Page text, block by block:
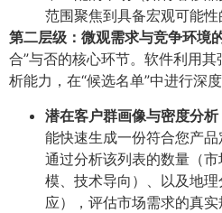
范围聚焦到具备宏观可能性
第二层级：微观需求与竞争环境
合”与否的核心环节。软件利用
析能力，在“候选名单”中进行深度
潜在客户群画像与密度分析
能快速生成一份符合您产品
通过分析该列表的数量（
模、技术导向）、以及地
应），评估市场需求的真